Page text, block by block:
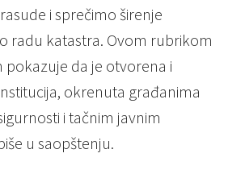
i sprečimo širenje
radu katastra. Ovom rubrikom
pokazuje da je otvorena i
okrenuta građanima
i tačnim javnim
u saopštenju.